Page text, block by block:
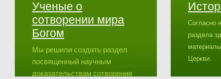
Ученые о
сотворении мира
Богом
Мы решили создать раздел
посвященный научным
доказательствам сотворения
Согласно
раздела
Церкви.